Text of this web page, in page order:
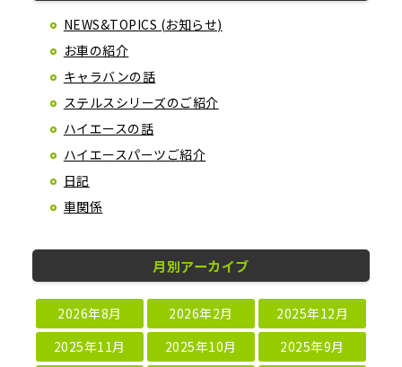
NEWS&TOPICS (お知らせ)
お車の紹介
キャラバンの話
ステルスシリーズのご紹介
ハイエースの話
ハイエースパーツご紹介
日記
車関係
月別アーカイブ
2026年8月 2026年2月
2025年12月
2025年11月
2025年10月
2025年9月